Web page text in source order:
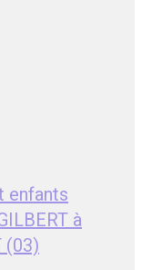
enfants
à
(03)